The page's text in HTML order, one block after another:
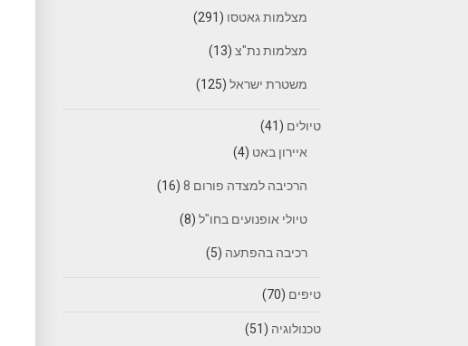
מצלמות גאטסו (291)
מצלמות נת"צ (13)
משטרת ישראל (125)
טיולים (41)
איירון באט (4)
הרכיבה למצדה פורום 8 (16)
טיולי אופנועים בחו"ל (8)
רכיבה בהפתעה (5)
טיפים (70)
טכנולוגיה (51)